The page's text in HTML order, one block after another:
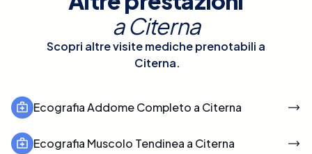
aCiterna
Scopri altre visite mediche prenotabili a
Citerna.
Ecografia Addome Completo a Citerna
Ecografia Muscolo Tendinea a Citerna